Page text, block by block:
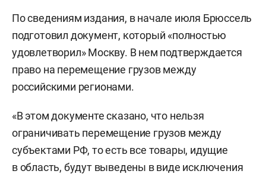
По сведениям издания, в начале июля Брюссель
подготовил документ, который «полностью
удовлетворил» Москву. В нем подтверждается
право на перемещение грузов между
российскими регионами.
«В этом документе сказано, что нельзя
ограничивать перемещение грузов между
субъектами РФ, то есть все товары, идущие
в область, будут выведены в виде исключения